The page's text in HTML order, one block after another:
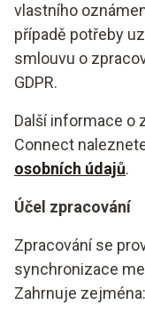
vlastního
případě potřeby
smlouvu o
GDPR.
Další informace o
Connect
osobních údajů.
Účel zpracování
Zpracování se
synchronizace
Zahrnuje zejména: